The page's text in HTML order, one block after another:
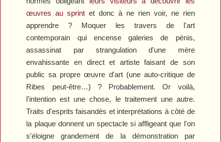
œuvres au sprint et donc à ne rien voir, ne rien
apprendre ? Moquer les travers de l'art
contemporain qui encense galeries de pénis,
assassinat par strangulation d'une mère
envahissante en direct et artiste faisant de son
public sa propre œuvre d'art (une auto-critique de
Ribes peut-être…) ? Probablement. Or voilà,
l'intention est une chose, le traitement une autre.
Traits d'esprits faisandés et interprétations à côté de
la plaque donnent un spectacle si affligeant que l'on
s'éloigne grandement de la démonstration par